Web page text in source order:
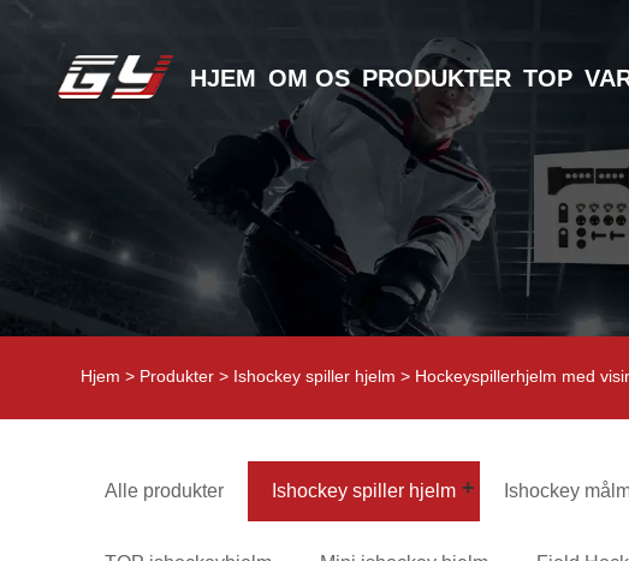
HJEM OM OS PRODUKTER TOP
Hjem > Produkter > Ishockey spiller hjelm > Hockeyspillerhjelm med visir
Alle produkter Ishockey spiller hjelm Ishockey